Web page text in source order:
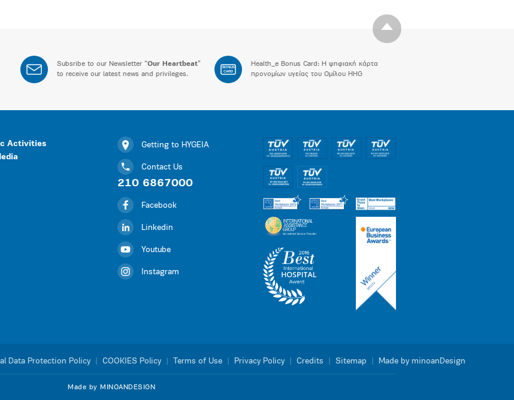
Subsribe to our Newsletter “Our Heartbeat”
to receive our latest news and privileges.
BONUS
CARD
Health_e Bonus Card: H ψηφιακή κάρτα
προνομίων υγείας του Ομίλου HHG
Activities
Getting to HYGEIA
Contact Us
210 6867000
Facebook
Linkedin
Youtube
Instagram
Data Protection Policy COOKIES Policy Terms of Use Privacy Policy Credits Sitemap Made by minoanDesign
Made by MINOANDESIGN